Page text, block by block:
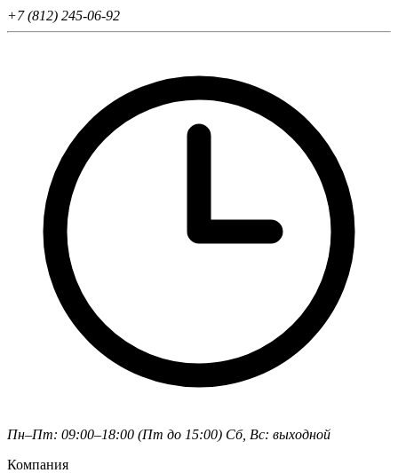
+7 (812) 245-06-92
Пн–Пт: 09:00–18:00 (Пт до 15:00) Сб, Вс: выходной
Компания